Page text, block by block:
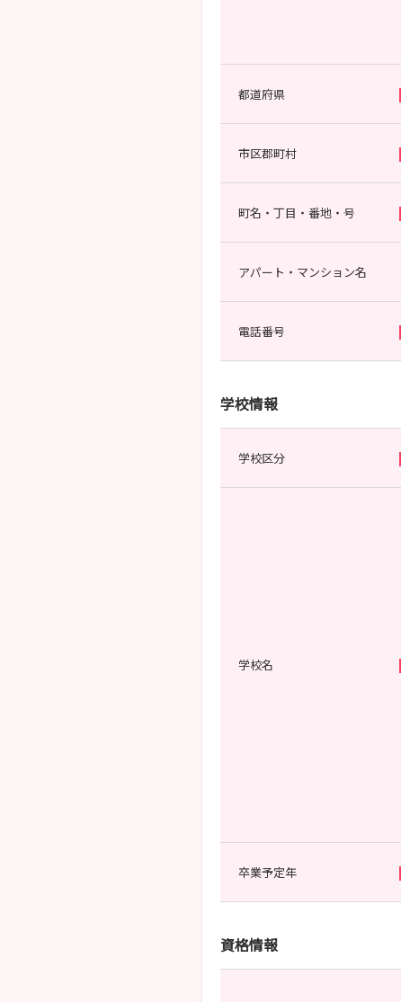
都道府県
市区郡町村
町名・丁目・番地・号
アパート・マンション名
電話番号
学校情報
学校区分
学校名
卒業予定年
資格情報